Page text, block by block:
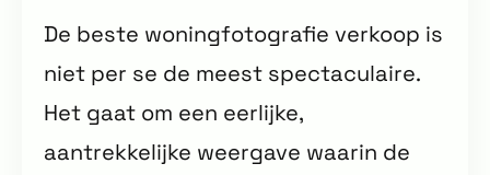
De beste woningfotografie verkoop is
niet per se de meest spectaculaire.
Het gaat om een eerlijke,
aantrekkelijke weergave waarin de